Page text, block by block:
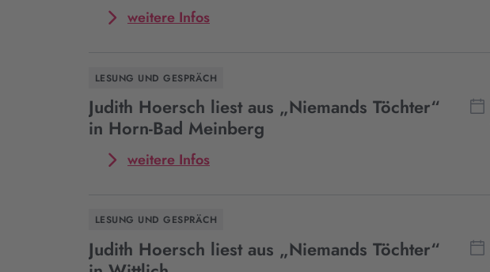
weitere InfosMehr
Hoersch
liest
aus
„Niemands
in
LESUNG UND GESPRÄCH
Judith Hoersch liest aus „Niemands Töchter“
in Horn-Bad Meinberg
weitere InfosMehr
Judith
Hoersch
liest
LESUNG UND GESPRÄCH
Judith Hoersch liest aus „Niemands Töchter“